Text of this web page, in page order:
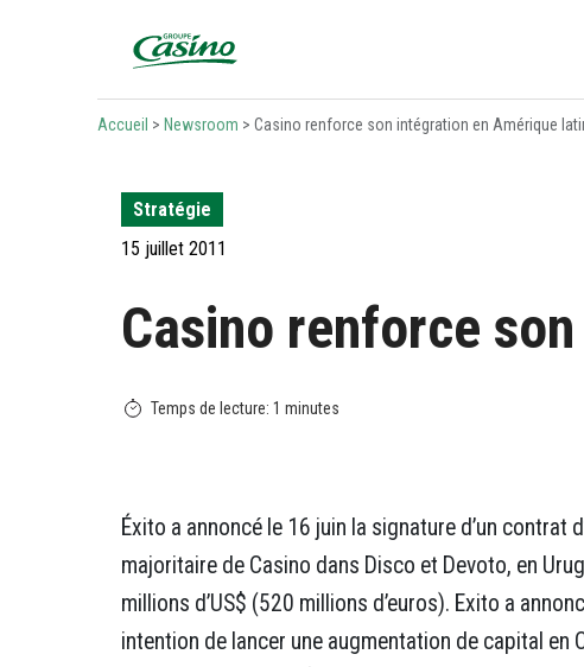
Bienvenue sur le site du Groupe Casino
Accueil > Newsroom > Casino renforce son intégration en Amérique
Stratégie
15 juillet 2011
Casino renforce
Éxito a annoncé le 16 juin la signature d’un contrat
majoritaire de Casino dans Disco et Devoto, en
millions d’US$ (520 millions d’euros). Exito a
intention de lancer une augmentation de capital en